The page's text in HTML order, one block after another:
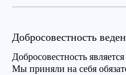
Добросовестность
Добросовестность
Мы приняли на себя